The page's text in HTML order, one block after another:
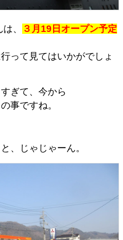
、
３月19日オープン予定
って見てはいかがでしょ
ぎて、 今から
事ですね。
、じゃじゃーん。